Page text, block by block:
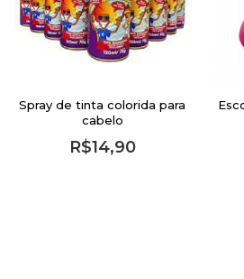
Spray de tinta colorida para
cabelo
R$14,90